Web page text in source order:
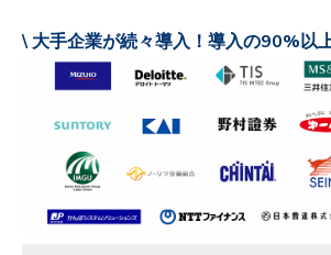
\ 大手企業が続々導入！導入の90%以